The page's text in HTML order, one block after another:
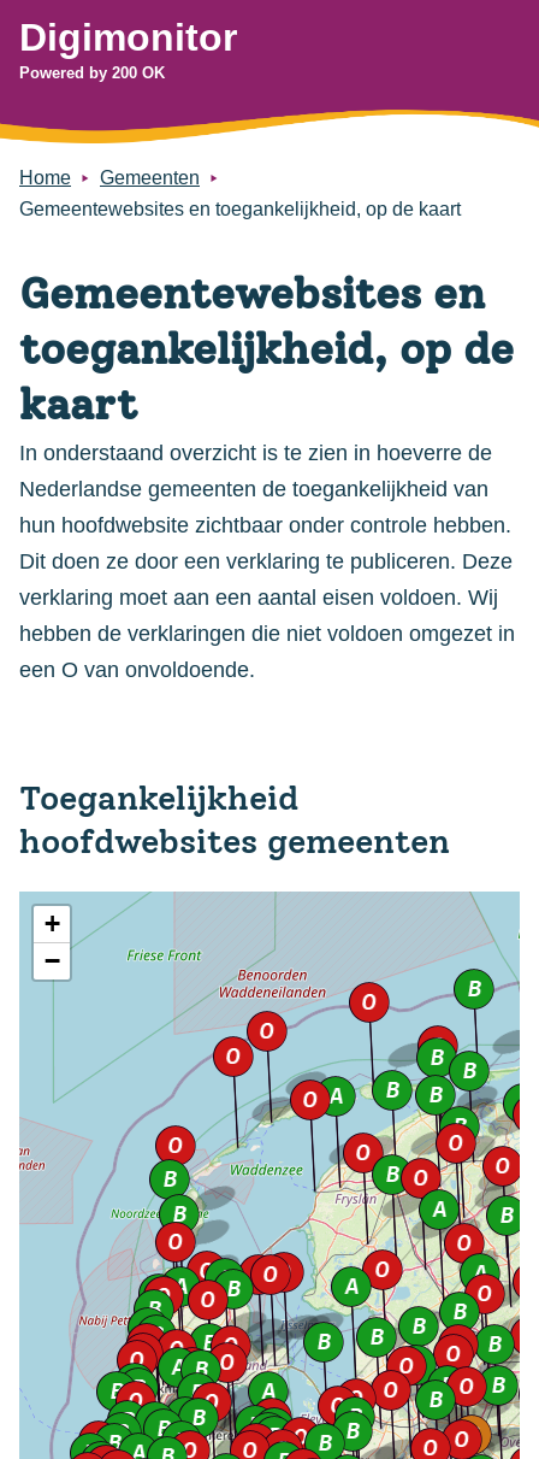
Digimonitor
Powered by 200 OK
Home
Gemeenten
Gemeentewebsites en toegankelijkheid, op de kaart
Gemeentewebsites en
toegankelijkheid, op de
kaart
In onderstaand overzicht is te zien in hoeverre de
Nederlandse gemeenten de toegankelijkheid van
hun hoofdwebsite zichtbaar onder controle hebben.
Dit doen ze door een verklaring te publiceren. Deze
verklaring moet aan een aantal eisen voldoen. Wij
hebben de verklaringen die niet voldoen omgezet in
een O van onvoldoende.
Toegankelijkheid
hoofdwebsites gemeenten
+
−